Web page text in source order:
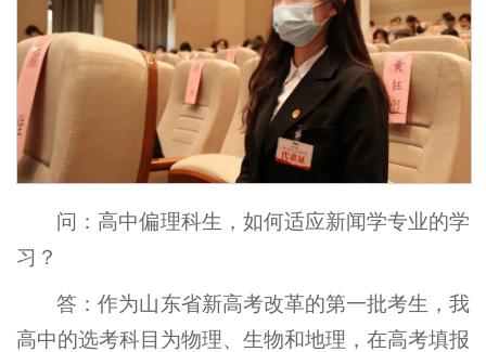
问：高中偏理科生，如何适应新闻学专业的学
习？
答：作为山东省新高考改革的第一批考生，我
高中的选考科目为物理、生物和地理，在高考填报